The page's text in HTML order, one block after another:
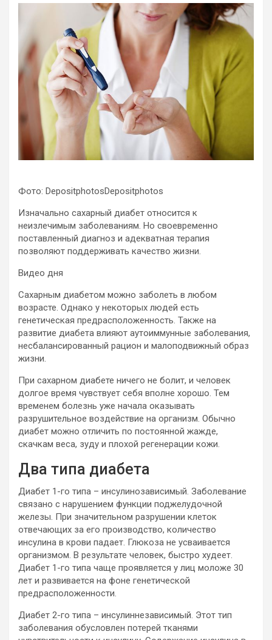
Фото: DepositphotosDepositphotos
Изначально сахарный диабет относится к
неизлечимым заболеваниям. Но своевременно
поставленный диагноз и адекватная терапия
позволяют поддерживать качество жизни.
Видео дня
Сахарным диабетом можно заболеть в любом
возрасте. Однако у некоторых людей есть
генетическая предрасположенность. Также на
развитие диабета влияют аутоиммунные заболевания,
несбалансированный рацион и малоподвижный образ
жизни.
При сахарном диабете ничего не болит, и человек
долгое время чувствует себя вполне хорошо. Тем
временем болезнь уже начала оказывать
разрушительное воздействие на организм. Обычно
диабет можно отличить по постоянной жажде,
скачкам веса, зуду и плохой регенерации кожи.
Два типа диабета
Диабет 1-го типа – инсулинозависимый. Заболевание
связано с нарушением функции поджелудочной
железы. При значительном разрушении клеток
отвечающих за его производство, количество
инсулина в крови падает. Глюкоза не усваивается
организмом. В результате человек, быстро худеет.
Диабет 1-го типа чаще проявляется у лиц моложе 30
лет и развивается на фоне генетической
предрасположенности.
Диабет 2-го типа – инсулиннезависимый. Этот тип
заболевания обусловлен потерей тканями